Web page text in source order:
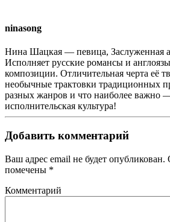
ninasong
Нина Шацкая — певица, Заслуженная
Исполняет русские романсы и
композиции. Отличительная черта её
необычные трактовки традиционных
разных жанров и что наиболее важно
исполнительская культура!
Добавить комментарий
Ваш адрес email не будет опубликован.
помечены *
Комментарий